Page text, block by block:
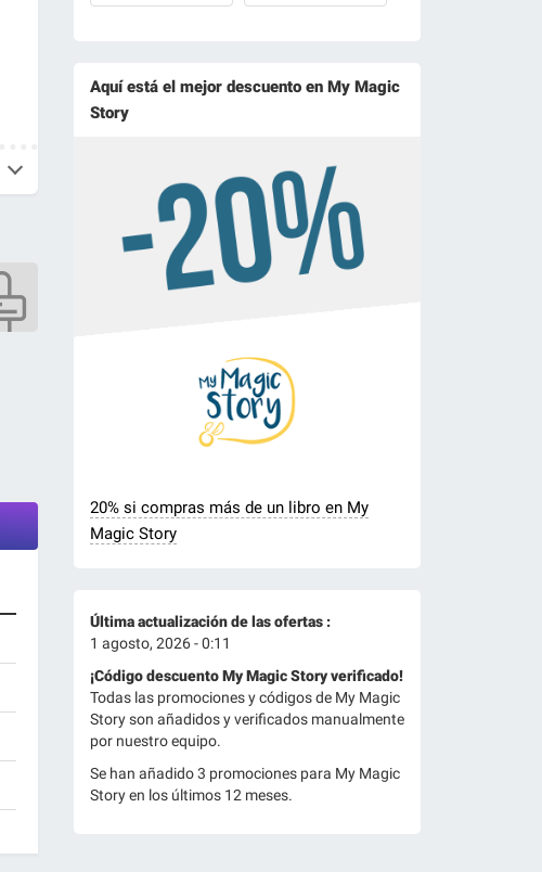
Aquí está el mejor descuento en My Magic
Story
20% si compras más de un libro en My
Magic Story
Última actualización de las ofertas :
1 agosto, 2026 - 0:11
¡Código descuento My Magic Story verificado!
Todas las promociones y códigos de My Magic
Story son añadidos y verificados manualmente
por nuestro equipo.
Se han añadido 3 promociones para My Magic
Story en los últimos 12 meses.